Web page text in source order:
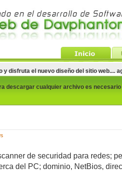
y disfruta el nuevo diseño del sitio web....
descargar cualquier archivo es
de securidad para redes;
del PC; dominio, NetBios,